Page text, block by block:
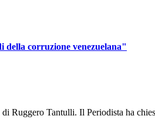
della corruzione venezuelana"
Ruggero Tantulli. Il Periodista ha